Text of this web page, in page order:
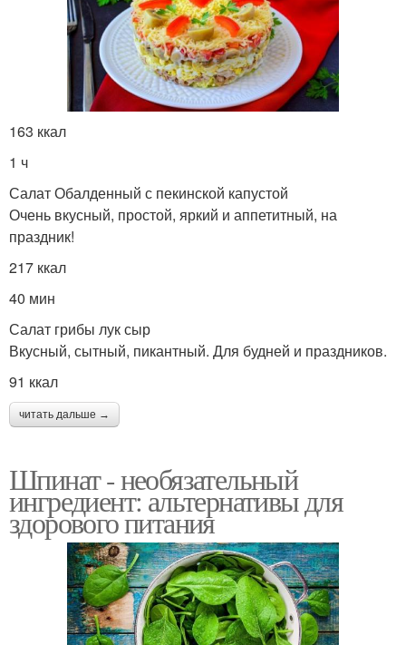
Рагу с пекинской
капустой
Капуста с фасолью
капусты
Капуста на сковороде
Закуска из пекинской
Закуски с пекинской
капусты
Капусты с фото
Капуста в сливочном
соусе
Капуста с рисом
163 ккал
1 ч
Салат Обалденный с пекинской капустой
Очень вкусный, простой, яркий и аппетитный, на
праздник!
217 ккал
40 мин
Салат грибы лук сыр
Вкусный, сытный, пикантный. Для будней и праздников.
91 ккал
читать дальше →
Шпинат - необязательный
ингредиент: альтернативы для
здорового питания